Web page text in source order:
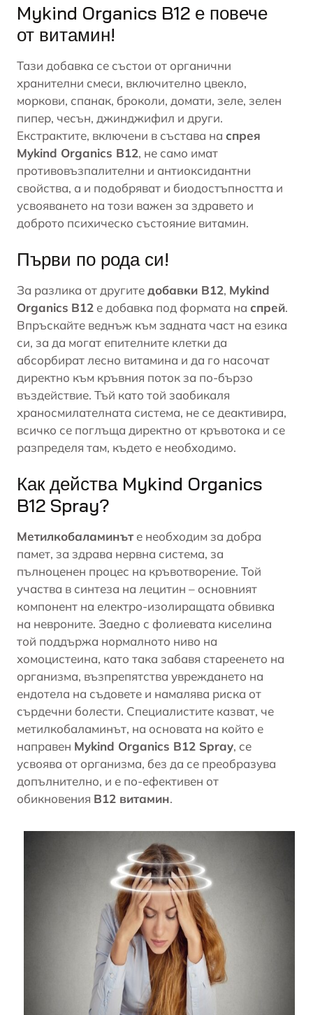
Mykind Organics B12 е повече
от витамин!
Тази добавка се състои от органични
хранителни смеси, включително цвекло,
моркови, спанак, броколи, домати, зеле, зелен
пипер, чесън, джинджифил и други.
Екстрактите, включени в състава на спрея
Mykind Organics B12, не само имат
противовъзпалителни и антиоксидантни
свойства, а и подобряват и биодостъпността и
усвояването на този важен за здравето и
доброто психическо състояние витамин.
Първи по рода си!
За разлика от другитедобавки В12, Mykind
Organics В12 е добавка под формата на спрей.
Впръскайте веднъж към задната част на езика
си, за да могат епителните клетки да
абсорбират лесно витамина и да го насочат
директно към кръвния поток за по-бързо
въздействие. Тъй като той заобикаля
храносмилателната система, не се деактивира,
всичко се поглъща директно от кръвотока и се
разпределя там, където е необходимо.
Как действа Mykind Organics
B12 Spray?
Метилкобаламинът е необходим за добра
памет, за здрава нервна система, за
пълноценен процес на кръвотворение. Той
участва в синтеза на лецитин – основният
компонент на електро-изолиращата обвивка
на невроните. Заедно с фолиевата киселина
той поддържа нормалното ниво на
хомоцистеина, като така забавя стареенето на
организма, възпрепятства увреждането на
ендотела на съдовете и намалява риска от
сърдечни болести. Специалистите казват, че
метилкобаламинът, на основата на който е
направен Mykind Organics B12 Spray, се
усвоява от организма, без да се преобразува
допълнително, и е по-ефективен от
обикновения В12 витамин.